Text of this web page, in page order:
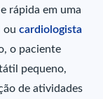
rápida em uma
oucardiologista
o paciente
pequeno,
de atividades